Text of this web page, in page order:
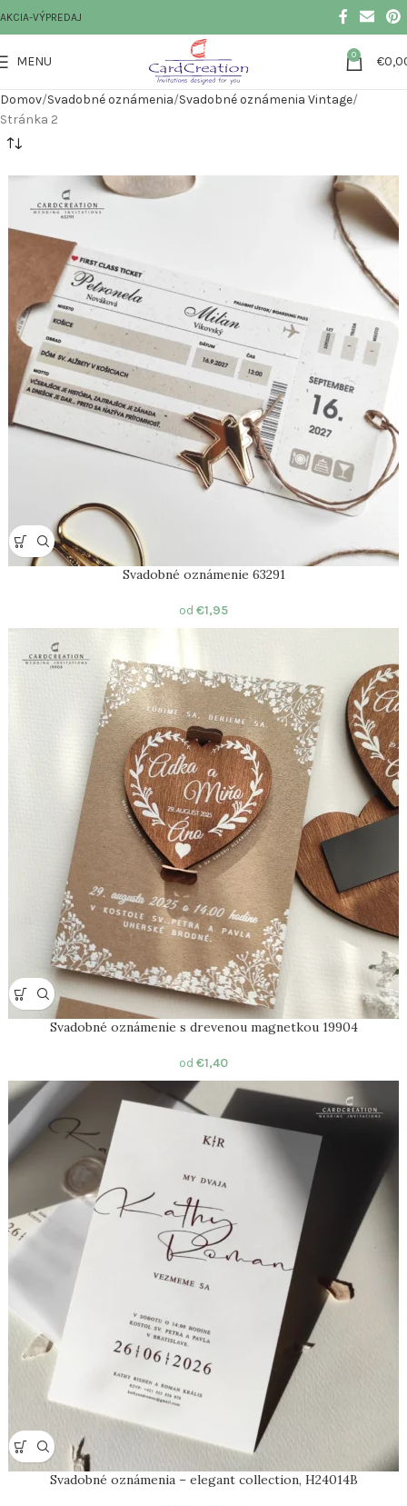
AKCIA-VÝPREDAJ
MENU 0 €
Domov Svadobné oznámenia Svadobné oznámenia Vintage
Stránka 2
Svadobné oznámenie 63291
od €1,95
Svadobné oznámenie s drevenou magnetkou 19904
od €1,40
Svadobné oznámenia – elegant collection, H24014B